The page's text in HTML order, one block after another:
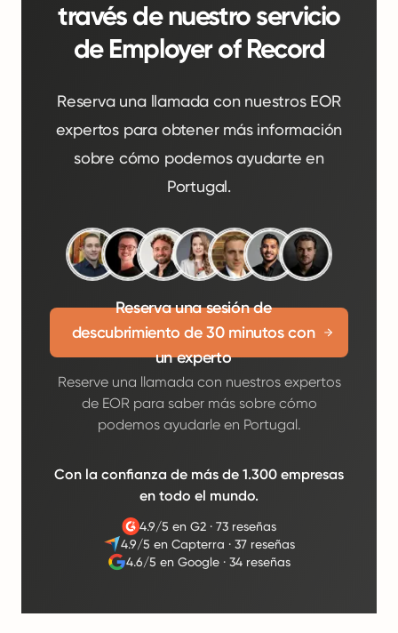
través de nuestro servicio
de Employer of Record
Reserva una llamada con nuestros EOR
expertos para obtener más información
sobre cómo podemos ayudarte en
Portugal.
Reserva una sesión de
descubrimiento de 30 minutos con
un experto
Reserve una llamada con nuestros expertos
de EOR para saber más sobre cómo
podemos ayudarle en Portugal.
Con la confianza de más de 1.300 empresas
en todo el mundo.
4.9/5 en G2 ·73 reseñas
4.9/5 en Capterra ·37 reseñas
4.6/5 en Google· 34 reseñas